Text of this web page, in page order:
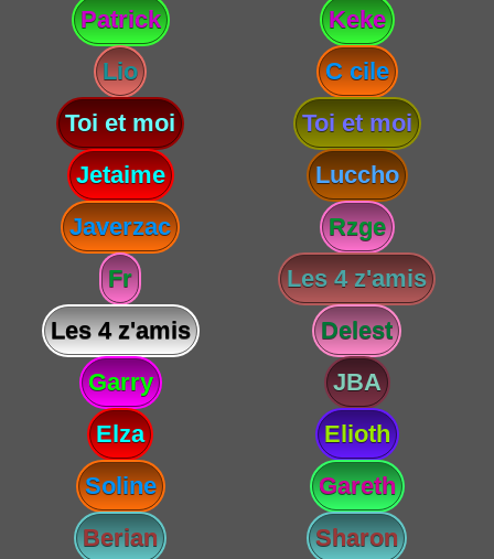
Patrick
Keke
Lio
C cile
Toi et moi
Toi et moi
Jetaime
Luccho
Javerzac
Rzge
Fr
Les 4 z'amis
Les 4 z'amis
Delest
Garry
JBA
Elza
Elioth
Soline
Gareth
Berian
Sharon